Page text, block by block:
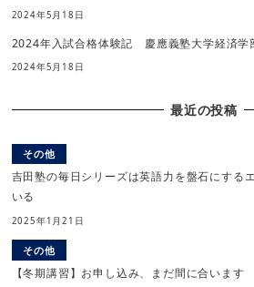
2024年5月18日
2024年入試合格体験記 慶應義塾大学経済
2024年5月18日
最近の投稿
その他
吉田塾の毎日シリーズは英語力を盤石にする
いる
2025年1月21日
その他
【冬期講習】お申し込み、まだ間に合います